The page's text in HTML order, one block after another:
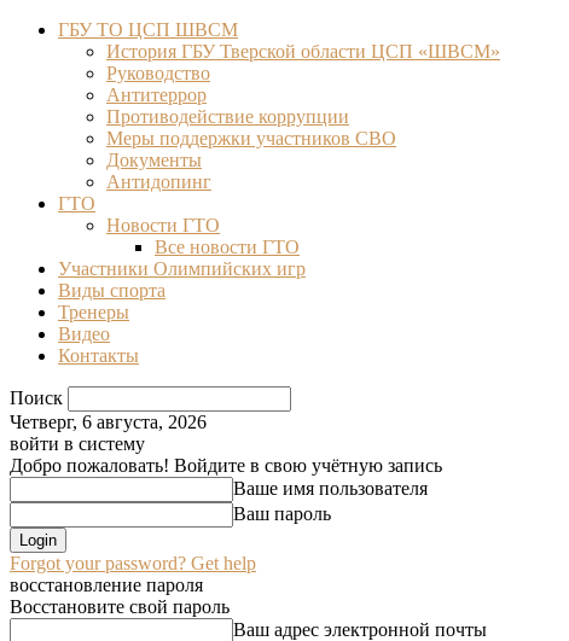
ГБУ ТО ЦСП ШВСМ
История ГБУ Тверской области ЦСП «ШВСМ»
Руководство
Антитеррор
Противодействие коррупции
Меры поддержки участников СВО
Документы
Антидопинг
ГТО
Новости ГТО
Все новости ГТО
Участники Олимпийских игр
Виды спорта
Тренеры
Видео
Контакты
Поиск
Четверг, 6 августа, 2026
войти в систему
Добро пожаловать! Войдите в свою учётную запись
Ваше имя пользователя
Ваш пароль
Forgot your password? Get help
восстановление пароля
Восстановите свой пароль
Ваш адрес электронной почты